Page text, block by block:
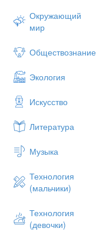
Окружающий
мир
Обществознание
Экология
Искусство
Литература
Музыка
Технология
(мальчики)
Технология
(девочки)